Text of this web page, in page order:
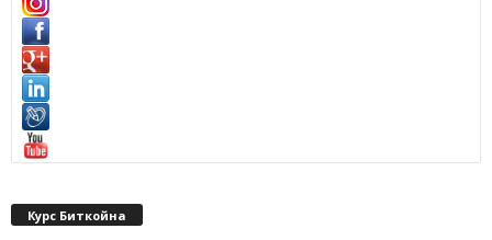
Курс Биткойна